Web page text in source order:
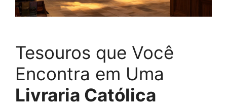
Tesouros que Você
Encontra em Uma
Livraria Católica